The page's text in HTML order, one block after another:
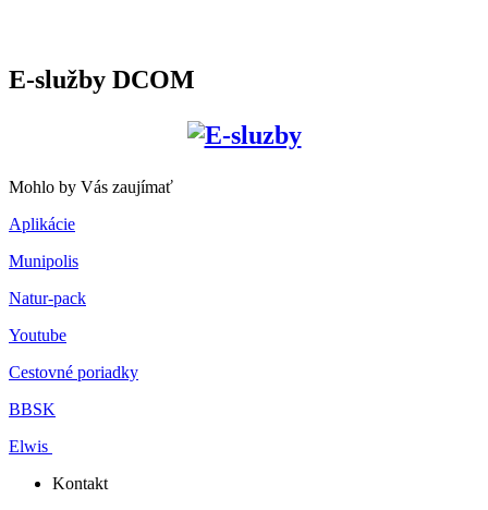
E-služby DCOM
Mohlo by Vás zaujímať
Aplikácie
Munipolis
Natur-pack
Youtube
Cestovné poriadky
BBSK
Elwis
Kontakt